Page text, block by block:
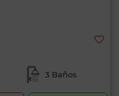
3 Baños